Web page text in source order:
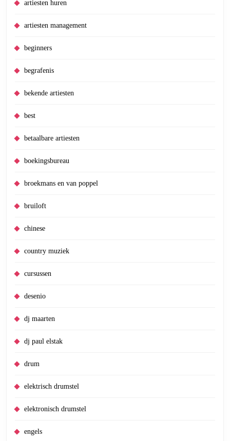
artiesten huren
artiesten management
beginners
begrafenis
bekende artiesten
best
betaalbare artiesten
boekingsbureau
broekmans en van poppel
bruiloft
chinese
country muziek
cursussen
desenio
dj maarten
dj paul elstak
drum
elektrisch drumstel
elektronisch drumstel
engels